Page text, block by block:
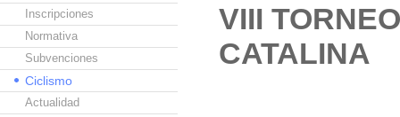
Inscripciones
Normativa
Subvenciones
Ciclismo
Actualidad
VIII
CATALINA